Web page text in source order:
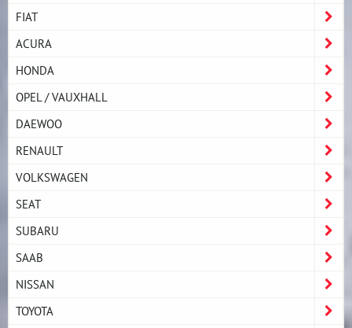
FIAT
ACURA
HONDA
OPEL / VAUXHALL
DAEWOO
RENAULT
VOLKSWAGEN
SEAT
SUBARU
SAAB
NISSAN
TOYOTA